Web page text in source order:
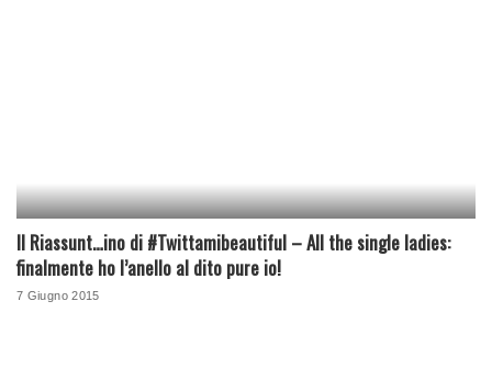
Il Riassunt…ino di #Twittamibeautiful – All the single ladies:
finalmente ho l’anello al dito pure io!
7 Giugno 2015